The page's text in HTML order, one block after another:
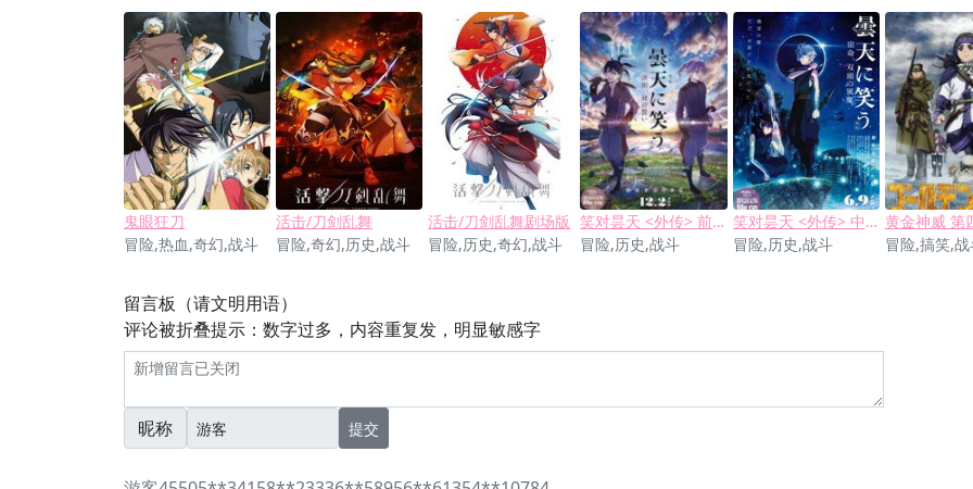
鬼眼狂刀
冒险,热血,奇幻,战斗
活击/刀剑乱舞
冒险,奇幻,历史,战斗
活击/刀剑乱舞剧场版
冒险,历史,奇幻,战斗
笑对昙天 <外传> 前篇 ～诀别、豺的誓言～
冒险,历史,战斗
笑对昙天 <外传> 中篇 ～宿命、双头的风魔～
冒险,历史,战斗
黄金神威 第
冒险,搞笑,
留言板（请文明用语）
评论被折叠提示：数字过多，内容重复发，明显敏感字
昵称 提交